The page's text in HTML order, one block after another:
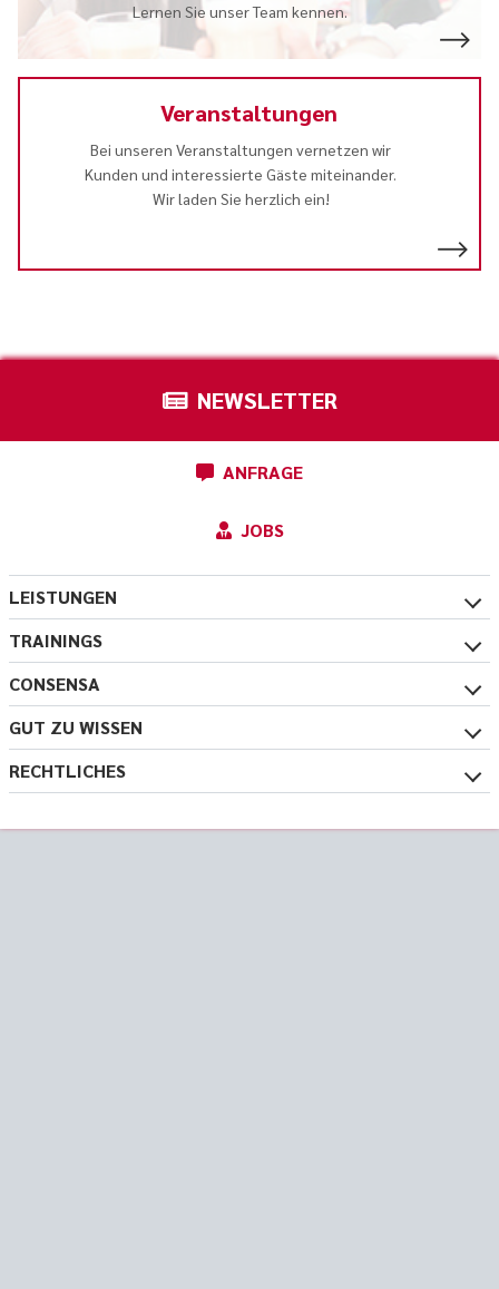
Lernen Sie unser Team kennen.
Veranstaltungen
Bei unseren Veranstaltungen vernetzen wir
Kunden und interessierte Gäste miteinander.
Wir laden Sie herzlich ein!
NEWSLETTER
ANFRAGE
JOBS
LEISTUNGEN
TRAININGS
CONSENSA
GUT ZU WISSEN
RECHTLICHES